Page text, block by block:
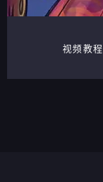
视频教程